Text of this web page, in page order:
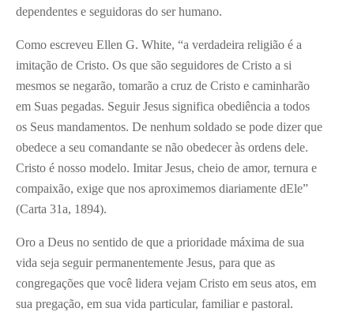
dependentes e seguidoras do ser humano.
Como escreveu Ellen G. White, “a verdadeira religião é a
imitação de Cristo. Os que são seguidores de Cristo a si
mesmos se negarão, tomarão a cruz de Cristo e caminharão
em Suas pegadas. Seguir Jesus significa obediência a todos
os Seus mandamentos. De nenhum soldado se pode dizer que
obedece a seu comandante se não obedecer às ordens dele.
Cristo é nosso modelo. Imitar Jesus, cheio de amor, ternura e
compaixão, exige que nos aproximemos diariamente dEle”
(Carta 31a, 1894).
Oro a Deus no sentido de que a prioridade máxima de sua
vida seja seguir permanentemente Jesus, para que as
congregações que você lidera vejam Cristo em seus atos, em
sua pregação, em sua vida particular, familiar e pastoral.